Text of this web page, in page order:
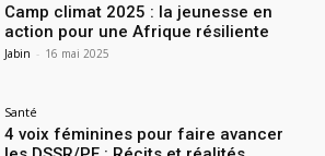
Camp climat 2025 : la jeunesse en
action pour une Afrique résiliente
Jabin - 16 mai 2025
Santé
4 voix féminines pour faire avancer